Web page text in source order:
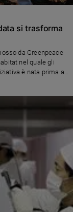
si trasforma
da Greenpeace
nel quale gli
è nata prima a